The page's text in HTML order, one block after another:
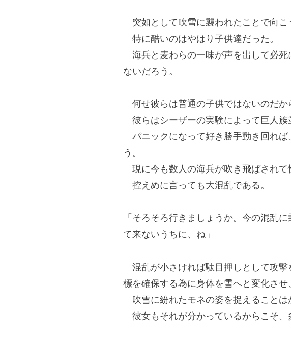
突如として吹雪に襲われたことで向こ
特に酷いのはやはり子供達だった。
海兵と麦わらの一味が声を出して必死
ないだろう。
何せ彼らは普通の子供ではないのだか
彼らはシーザーの実験によって巨人族
パニックになって好き勝手動き回れば
う。
現に今も数人の海兵が吹き飛ばされて
控えめに言っても大混乱である。
「そろそろ行きましょうか。今の混乱
て来ないうちに、ね」
混乱が小さければ駄目押しとして攻撃
標を確保する為に身体を雪へと変化させ
吹雪に紛れたモネの姿を捉えることは
彼女もそれが分かっているからこそ、